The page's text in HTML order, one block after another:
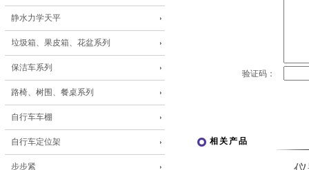
静水力学天平
垃圾箱、果皮箱、花盆系列
保洁车系列
路椅、树围、餐桌系列
自行车车棚
自行车定位架
步步紧
验证码：
相关产品